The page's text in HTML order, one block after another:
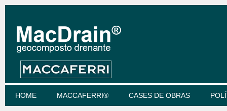
HOME MACCAFERRI® CASES DE OBRAS